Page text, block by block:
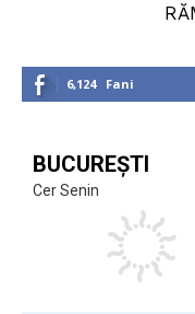
6,124 Fani
BUCUREȘTI
Cer Senin